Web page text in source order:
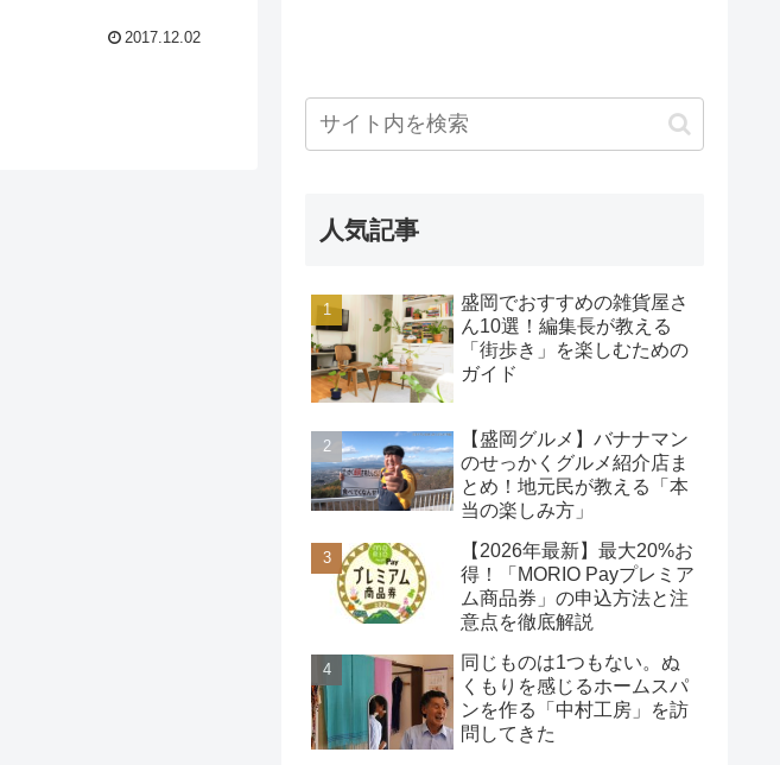
2017.12.02
人気記事
盛岡でおすすめの雑貨屋さ
ん10選！編集長が教える
「街歩き」を楽しむための
ガイド
【盛岡グルメ】バナナマン
のせっかくグルメ紹介店ま
とめ！地元民が教える「本
当の楽しみ方」
【2026年最新】最大20%お
得！「MORIO Payプレミア
ム商品券」の申込方法と注
意点を徹底解説
同じものは1つもない。ぬ
くもりを感じるホームスパ
ンを作る「中村工房」を訪
問してきた